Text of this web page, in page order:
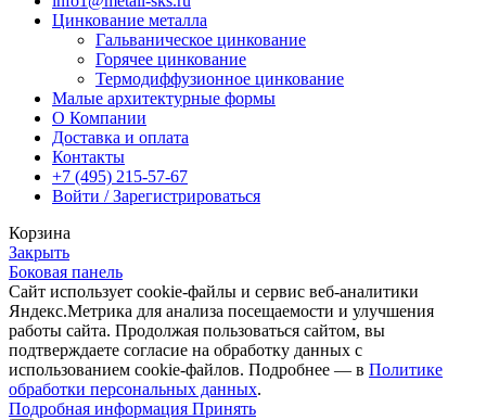
Цинкование металла
Гальваническое цинкование
Горячее цинкование
Термодиффузионное цинкование
Малые архитектурные формы
О Компании
Доставка и оплата
Контакты
+7 (495) 215-57-67
Войти / Зарегистрироваться
Корзина
Закрыть
Боковая панель
Сайт использует cookie-файлы и сервис веб-аналитики
Яндекс.Метрика для анализа посещаемости и улучшения
работы сайта. Продолжая пользоваться сайтом, вы
подтверждаете согласие на обработку данных с
использованием cookie-файлов. Подробнее — в Политике
обработки персональных данных.
Подробная информация Подробная
Принять